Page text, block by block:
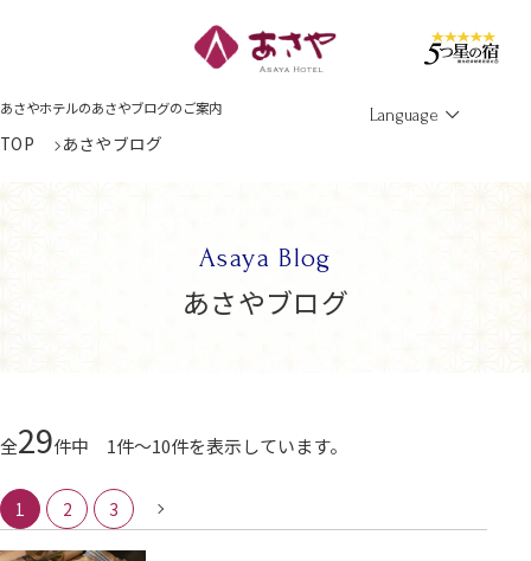
あさやホテルのあさやブログのご案内 Language
TOP あさやブログ
Asaya Blog
あさやブログ
全29件中 1件～10件を表示しています。
1 2 3